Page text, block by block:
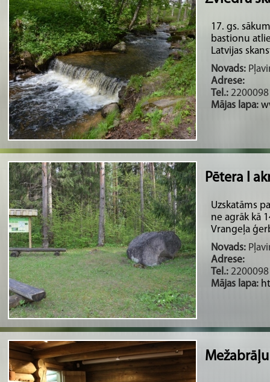
17. gs.
bastionu
Latvijas
Novads:
Adrese:
Tel.:
Mājas lapa:
Pētera I
Uzskatāms
ne agrāk kā
Vrangeļa
Novads:
Adrese:
Tel.:
Mājas lapa: